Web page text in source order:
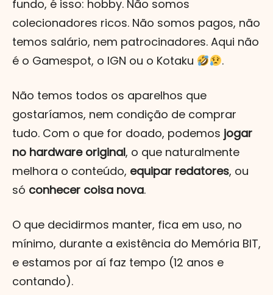
fundo, é isso: hobby. Não somos
colecionadores ricos. Não somos pagos, não
temos salário, nem patrocinadores. Aqui não
é o Gamespot, o IGN ou o Kotaku
.
Não temos todos os aparelhos que
gostaríamos, nem condição de comprar
tudo. Com o que for doado, podemos jogar
no hardware original, o que naturalmente
melhora o conteúdo, equipar redatores, ou
só conhecer coisa nova.
O que decidirmos manter, fica em uso, no
mínimo, durante a existência do Memória BIT,
e estamos por aí faz tempo (12 anos e
contando).